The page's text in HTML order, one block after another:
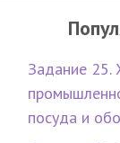
Задание 25.
посуда и